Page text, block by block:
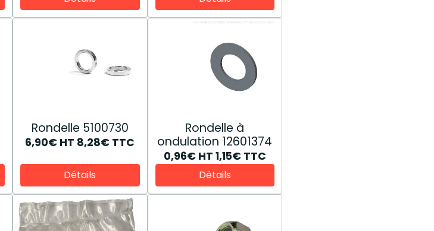
Rondelle 5100730
6,90€ HT 8,28€ TTC
Détails
Rondelle à
ondulation 12601374
0,96€ HT 1,15€ TTC
Détails